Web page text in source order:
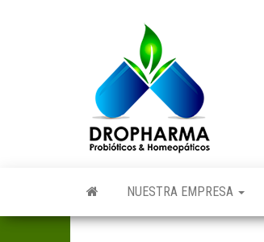
NUESTRA EMPRESA